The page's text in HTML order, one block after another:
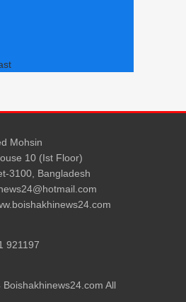
Mohsin
10 (Ist Floor)
3100, Bangladesh
921197
All